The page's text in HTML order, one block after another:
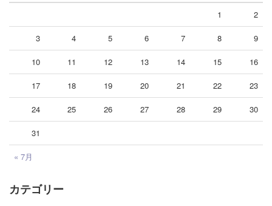
« 7月
1 2
3 4 5 6 7 8 9
10 11 12 13 14 15 16
17 18 19 20 21 22 23
24 25 26 27 28 29 30
31
カテゴリー